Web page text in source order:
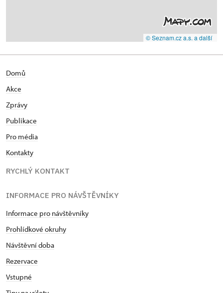
© Seznam.cz a.s. a další
Domů
Akce
Zprávy
Publikace
Pro média
Kontakty
RYCHLÝ KONTAKT
INFORMACE PRO NÁVŠTĚVNÍKY
Informace pro návštěvníky
Prohlídkové okruhy
Návštěvní doba
Rezervace
Vstupné